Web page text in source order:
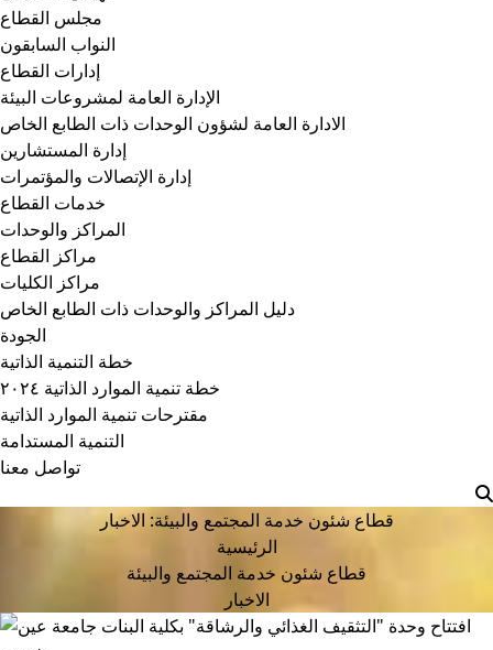
مجلس القطاع
النواب السابقون
إدارات القطاع
الإدارة العامة لمشروعات البيئة
الادارة العامة لشؤون الوحدات ذات الطابع الخاص
إدارة المستشارين
إدارة الإتصالات والمؤتمرات
خدمات القطاع
المراكز والوحدات
مراكز القطاع
مراكز الكليات
دليل المراكز والوحدات ذات الطابع الخاص
الجودة
خطة التنمية الذاتية
خطة تنمية الموارد الذاتية ٢٠٢٤
مقترحات تنمية الموارد الذاتية
التنمية المستدامة
تواصل معنا
قطاع شئون خدمة المجتمع والبيئة: الاخبار
الرئيسية
قطاع شئون خدمة المجتمع والبيئة
الاخبار